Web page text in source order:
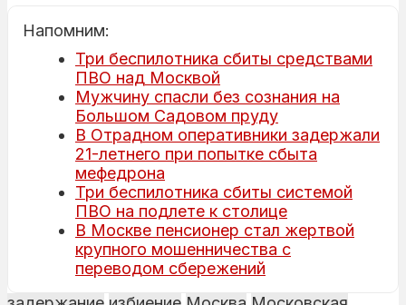
Напомним:
Три беспилотника сбиты средствами
ПВО над Москвой
Мужчину спасли без сознания на
Большом Садовом пруду
В Отрадном оперативники задержали
21-летнего при попытке сбыта
мефедрона
Три беспилотника сбиты системой
ПВО на подлете к столице
В Москве пенсионер стал жертвой
крупного мошенничества с
переводом сбережений